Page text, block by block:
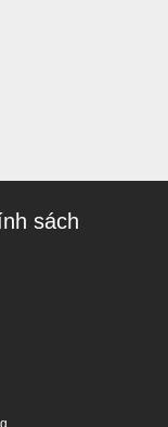
tư vấn miễn phí
sách